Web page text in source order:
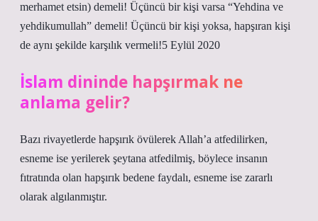
merhamet etsin) demeli! Üçüncü bir kişi varsa “Yehdina ve
yehdikumullah” demeli! Üçüncü bir kişi yoksa, hapşıran kişi
de aynı şekilde karşılık vermeli!5 Eylül 2020
İslam dininde hapşırmak ne
anlama gelir?
Bazı rivayetlerde hapşırık övülerek Allah’a atfedilirken,
esneme ise yerilerek şeytana atfedilmiş, böylece insanın
fıtratında olan hapşırık bedene faydalı, esneme ise zararlı
olarak algılanmıştır.